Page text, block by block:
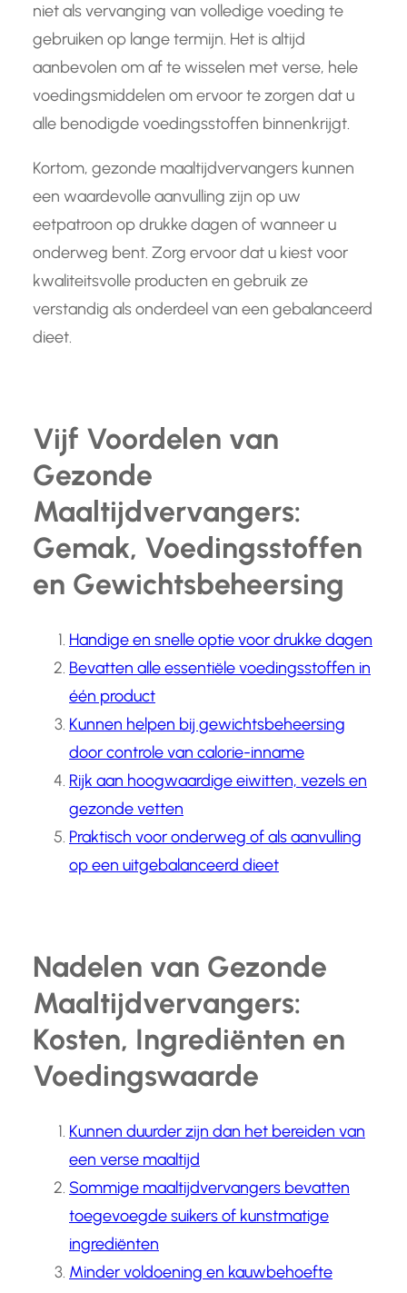
niet als vervanging van volledige voeding te
gebruiken op lange termijn. Het is altijd
aanbevolen om af te wisselen met verse, hele
voedingsmiddelen om ervoor te zorgen dat u
alle benodigde voedingsstoffen binnenkrijgt.
Kortom, gezonde maaltijdvervangers kunnen
een waardevolle aanvulling zijn op uw
eetpatroon op drukke dagen of wanneer u
onderweg bent. Zorg ervoor dat u kiest voor
kwaliteitsvolle producten en gebruik ze
verstandig als onderdeel van een gebalanceerd
dieet.
Vijf Voordelen van
Gezonde
Maaltijdvervangers:
Gemak, Voedingsstoffen
en Gewichtsbeheersing
Handige en snelle optie voor drukke dagen
Bevatten alle essentiële voedingsstoffen in
één product
Kunnen helpen bij gewichtsbeheersing
door controle van calorie-inname
Rijk aan hoogwaardige eiwitten, vezels en
gezonde vetten
Praktisch voor onderweg of als aanvulling
op een uitgebalanceerd dieet
Nadelen van Gezonde
Maaltijdvervangers:
Kosten, Ingrediënten en
Voedingswaarde
Kunnen duurder zijn dan het bereiden van
een verse maaltijd
Sommige maaltijdvervangers bevatten
toegevoegde suikers of kunstmatige
ingrediënten
Minder voldoening en kauwbehoefte